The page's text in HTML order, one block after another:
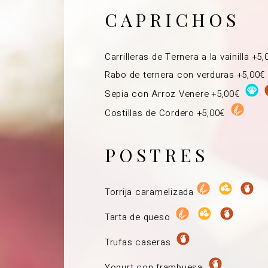
CAPRICHOS
Carrilleras de Ternera a la vainilla
Rabo de ternera con verduras +5,00€
Sepia con Arroz Venere +5,00€
Costillas de Cordero +5,00€
POSTRES
Torrija caramelizada
Tarta de queso
Trufas caseras